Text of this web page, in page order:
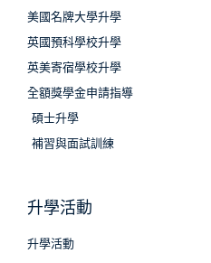
美國名牌大學升學
英國預科學校升學
英美寄宿學校升學
全額獎學金申請指導
碩士升學
補習與面試訓練
升學活動
升學活動